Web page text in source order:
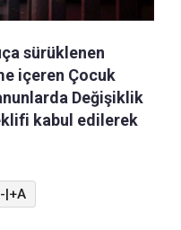
sürüklenen
içeren Çocuk
Değişiklik
kabul edilerek
|+A